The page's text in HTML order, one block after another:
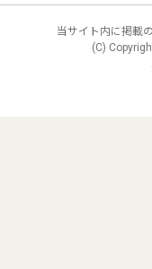
当サイト内に掲載
(C)